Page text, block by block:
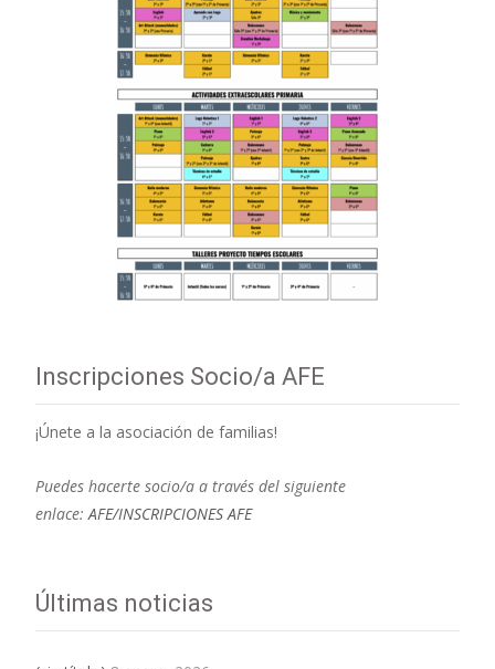
Inscripciones Socio/a AFE
¡Únete a la asociación de familias!
Puedes hacerte socio/a a través del siguiente
enlace: AFE/INSCRIPCIONES AFE
Últimas noticias